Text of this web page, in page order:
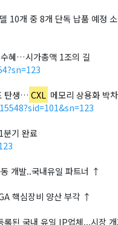
10개 중 8개 단독 납품 예정
혜…시가총액 1조의 길
탄생… CXL 메모리 상용화 박차
기 완료
개발..국내유일 파트너 ↑
핵심장비 양산 부각 ↑
록된 국내 유일 IP업체...시장